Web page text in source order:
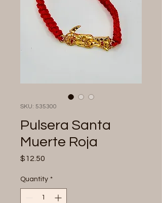
SKU: 535300
Pulsera Santa
Muerte Roja
$12.50
Quantity *